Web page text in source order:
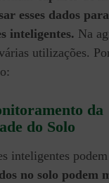
esses dados
inteligentes. Na
utilizações.
da
do Solo
inteligentes podem
no solo podem